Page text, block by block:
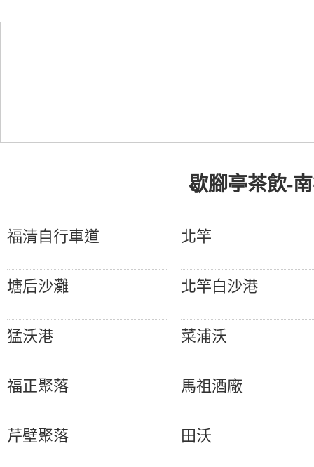
歇腳亭茶飲-
福清自行車道 北竿
塘后沙灘 北竿白沙港
猛沃港 菜浦沃
福正聚落 馬祖酒廠
芹壁聚落 田沃